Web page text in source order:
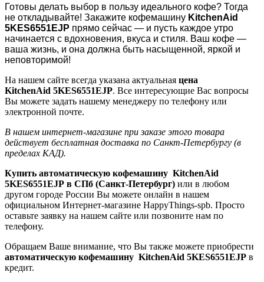
Готовы делать выбор в пользу идеального кофе? Тогда
не откладывайте! Закажите кофемашину KitchenAid
5KES6551EJP прямо сейчас — и пусть каждое утро
начинается с вдохновения, вкуса и стиля. Ваш кофе —
ваша жизнь, и она должна быть насыщенной, яркой и
неповторимой!
На нашем сайте всегда указана актуальная цена
KitchenAid 5KES6551EJP. Все интересующие Вас вопросы
Вы можете задать нашему менеджеру по телефону или
электронной почте.
В нашем интернет-магазине при заказе этого товара
действует бесплатная доставка по Санкт-Петербургу (в
пределах КАД).
Купить автоматическую кофемашину KitchenAid
5KES6551EJP в СПб (Санкт-Петербург) или в любом
другом городе России Вы можете онлайн в нашем
официальном Интернет-магазине HappyThings-spb. Просто
оставьте заявку на нашем сайте или позвоните нам по
телефону.
Обращаем Ваше внимание, что Вы также можете приобрести
автоматическую кофемашину KitchenAid 5KES6551EJP в
кредит.